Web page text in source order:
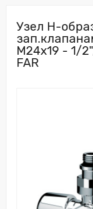
Узел Н-
М24х19 - 1/
FAR